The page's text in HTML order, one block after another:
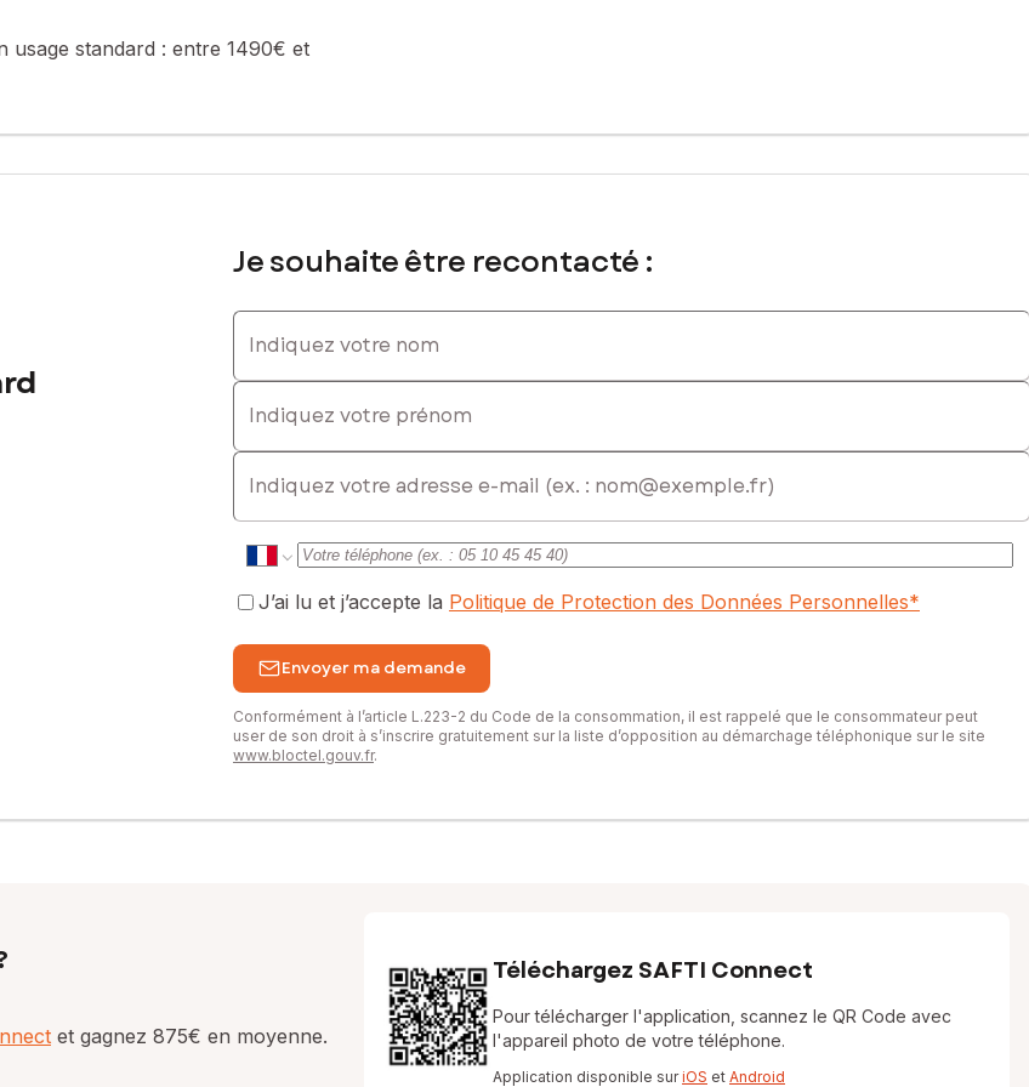
: 0610176551, E-mail : tony.bourrier-engelhard@safti.fr - EI - Agent commercial immatriculé au RSAC de Nancy sous le
usage standard : entre 1490€ et
Je souhaite être recontacté :
Indiquez votre nom
Indiquez votre prénom
E-mail
J’ai lu et j’accepte la Politique de Protection des Données Personnelles*
Envoyer ma demande
Conformément à l’article L.223-2 du Code de la consommation, il est rappelé que le consommateur peut
user de son droit à s’inscrire gratuitement sur la liste d’opposition au démarchage téléphonique sur le site
www.bloctel.gouv.fr.
et gagnez 875€ en moyenne.
Téléchargez SAFTI Connect
Pour télécharger l'application, scannez le QR Code avec
l'appareil photo de votre téléphone.
Application disponible suriOS et Android